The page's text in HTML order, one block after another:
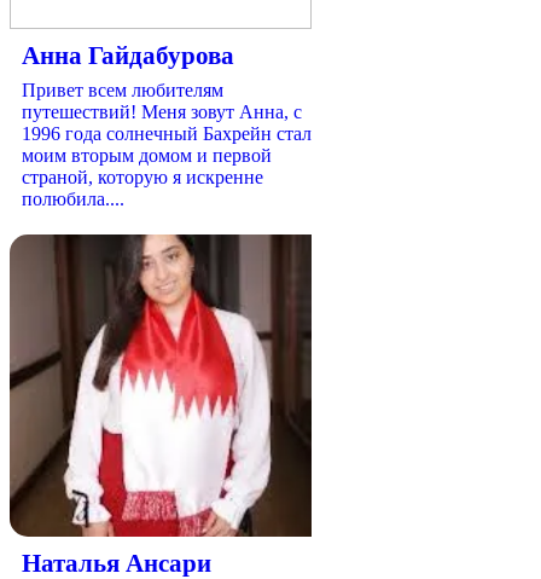
Анна Гайдабурова
Привет всем любителям
путешествий! Меня зовут Анна, с
1996 года солнечный Бахрейн стал
моим вторым домом и первой
страной, которую я искренне
полюбила....
Наталья Ансари